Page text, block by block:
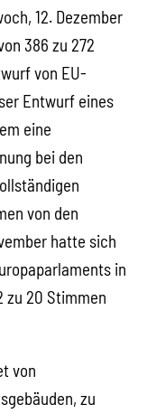
12. Dezember
386 zu 272
von EU-
Entwurf eines
eine
bei den
von den
hatte sich
in
zu 20 Stimmen
von
zu